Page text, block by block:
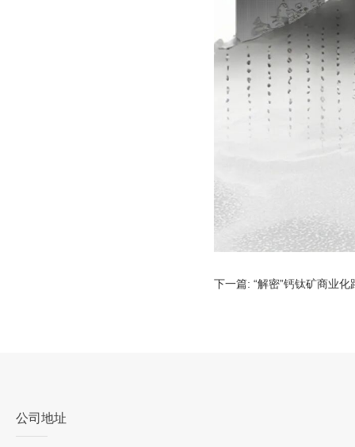
下一篇: “解密”钙钛矿商业
公司地址